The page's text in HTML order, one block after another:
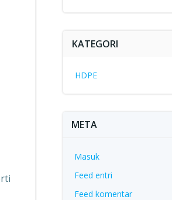
KATEGORI
HDPE
META
Masuk
Feed entri
Feed komentar